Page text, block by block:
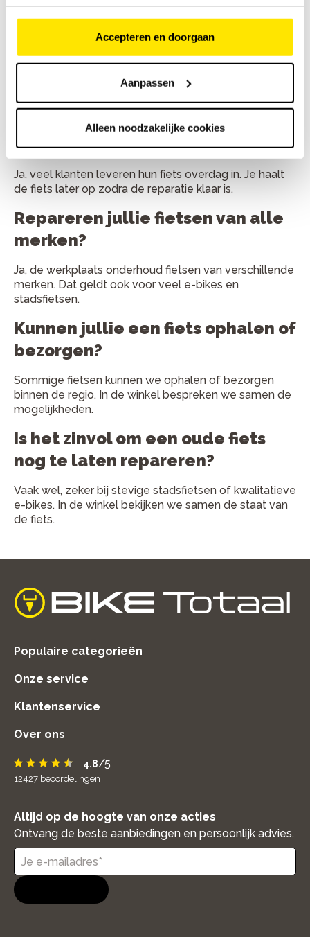
Accepteren en doorgaan
Aanpassen
Alleen noodzakelijke cookies
Hoe lang duurt een fietsreparatie
gemiddeld?
Kleine reparaties duren vaak minder dan een uur. Grote
onderhoudsbeurten zijn meestal binnen één werkdag
Kan ik mijn fiets ook inleveren en
later ophalen?
Ja, veel klanten leveren hun fiets overdag in. Je haalt
de fiets later op zodra de reparatie klaar is.
Repareren jullie fietsen van alle
merken?
Ja, de werkplaats onderhoud fietsen van verschillende
merken. Dat geldt ook voor veel e-bikes en
stadsfietsen.
Kunnen jullie een fiets ophalen of
bezorgen?
Sommige fietsen kunnen we ophalen of bezorgen
binnen de regio. In de winkel bespreken we samen de
mogelijkheden.
Is het zinvol om een oude fiets
nog te laten repareren?
Vaak wel, zeker bij stevige stadsfietsen of kwalitatieve
e-bikes. In de winkel bekijken we samen de staat van
de fiets.
home
Populaire categorieën
Onze service
Klantenservice
Over ons
4.8/5
12427 beoordelingen
Altijd op de hoogte van onze acties
Ontvang de beste aanbiedingen en persoonlijk advies.